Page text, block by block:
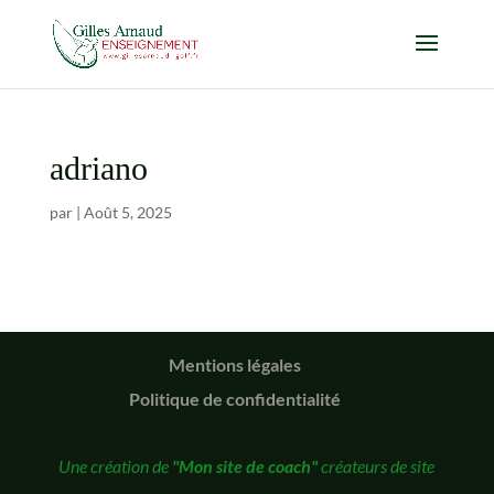
adriano
par | Août 5, 2025
Mentions légales
Politique de confidentialité
Une création de "Mon site de coach"créateurs de site